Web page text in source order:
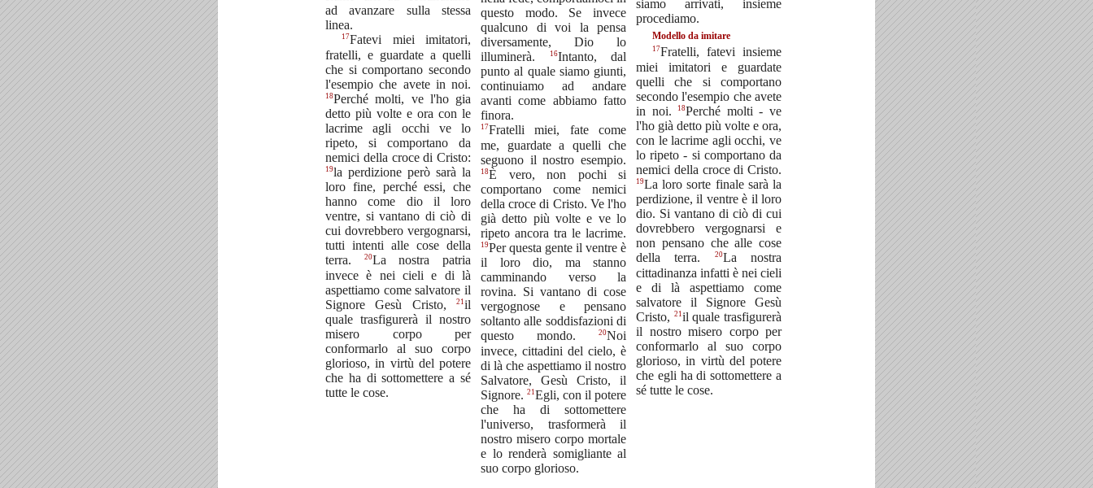
ad avanzare sulla stessa
linea.
17Fatevi miei imitatori,
fratelli, e guardate a quelli
che si comportano secondo
l'esempio che avete in noi.
18Perché molti, ve l'ho gia
detto più volte e ora con le
lacrime agli occhi ve lo
ripeto, si comportano da
nemici della croce di Cristo:
19la perdizione però sarà la
loro fine, perché essi, che
hanno come dio il loro
ventre, si vantano di ciò di
cui dovrebbero vergognarsi,
tutti intenti alle cose della
terra.
20La nostra patria
invece è nei cieli e di là
aspettiamo come salvatore il
Signore Gesù Cristo,
21 il
quale trasfigurerà il nostro
misero corpo per
conformarlo al suo corpo
glorioso, in virtù del potere
che ha di sottomettere a sé
tutte le cose.
questo modo. Se invece
qualcuno di voi la pensa
diversamente, Dio lo
illuminerà.
16Intanto, dal
punto al quale siamo giunti,
continuiamo ad andare
avanti come abbiamo fatto
finora.
17Fratelli miei, fate come
me, guardate a quelli che
seguono il nostro esempio.
18È vero, non pochi si
comportano come nemici
della croce di Cristo. Ve l'ho
già detto più volte e ve lo
ripeto ancora tra le lacrime.
19Per questa gente il ventre è
il loro dio, ma stanno
camminando verso la
rovina. Si vantano di cose
vergognose e pensano
soltanto alle soddisfazioni di
questo mondo.
20Noi
invece, cittadini del cielo, è
di là che aspettiamo il nostro
Salvatore, Gesù Cristo, il
Signore. 21 Egli, con il potere
che ha di sottomettere
l'universo, trasformerà il
nostro misero corpo mortale
e lo renderà somigliante al
suo corpo glorioso.
siamo arrivati, insieme
procediamo.
Modello da imitare
17Fratelli, fatevi insieme
miei imitatori e guardate
quelli che si comportano
secondo l'esempio che avete
in noi.
18Perché molti - ve
l'ho già detto più volte e ora,
con le lacrime agli occhi, ve
lo ripeto - si comportano da
nemici della croce di Cristo.
19La loro sorte finale sarà la
perdizione, il ventre è il loro
dio. Si vantano di ciò di cui
dovrebbero vergognarsi e
non pensano che alle cose
della terra.
20La nostra
cittadinanza infatti è nei cieli
e di là aspettiamo come
salvatore il Signore Gesù
Cristo, 21 il quale trasfigurerà
il nostro misero corpo per
conformarlo al suo corpo
glorioso, in virtù del potere
che egli ha di sottomettere a
sé tutte le cose.